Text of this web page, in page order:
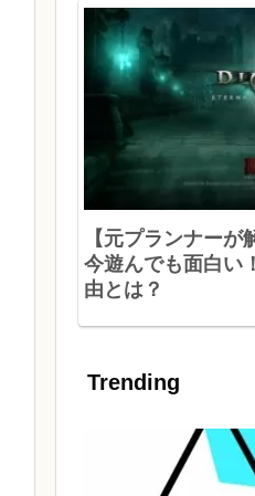
【元プランナー
今遊んでも面白い
由とは？
Trending